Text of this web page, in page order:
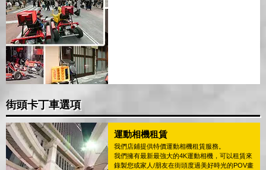
街頭卡丁車選項
運動相機租賃
我們店鋪提供特價運動相機租賃服務。
我們擁有最新最強大的4K運動相機，可以租賃來
錄製您或家人/朋友在街頭度過美好時光的POV畫